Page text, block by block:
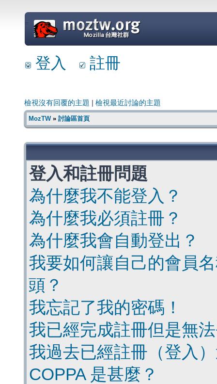
=
登入 註冊
檢視沒有回覆的主題 檢視最近討論的主題
MozTW» 討論區首頁
登入和註冊問題
為什麼我不能登入？
為什麼我必須註冊？
為什麼我會自動登出？
我要如何讓自己的會員
頭？
我忘記了我的密碼！
我已經完成註冊但是無
我過去已經註冊（登入
COPPA 是甚麼？